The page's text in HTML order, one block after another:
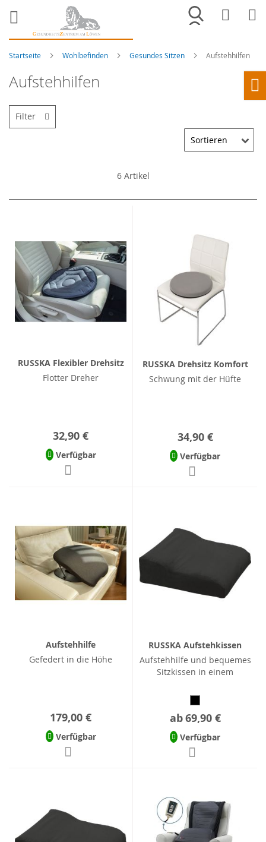
Merkliste
Startseite Wohlbefinden Gesundes Sitzen Aufstehhilfen
Aufstehhilfen
6Artikel
RUSSKA Flexibler Drehsitz
Flotter Dreher
32,90 €
Verfügbar
RUSSKA Drehsitz Komfort
Schwung mit der Hüfte
34,90 €
Verfügbar
Aufstehhilfe
Gefedert in die Höhe
179,00 €
Verfügbar
RUSSKA Aufstehkissen
Aufstehhilfe und bequemes
Sitzkissen in einem
ab69,90 €
Verfügbar
Filter